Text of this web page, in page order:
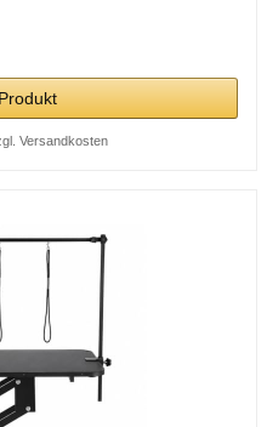
Versandkosten